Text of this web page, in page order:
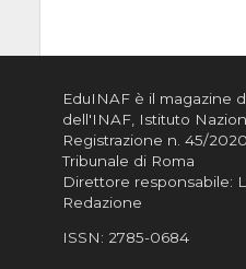
EduINAF è il magazine
dell'INAF, Istituto
Registrazione n. 45/
Tribunale di Roma
Direttore responsabile:
Redazione
ISSN: 2785-0684